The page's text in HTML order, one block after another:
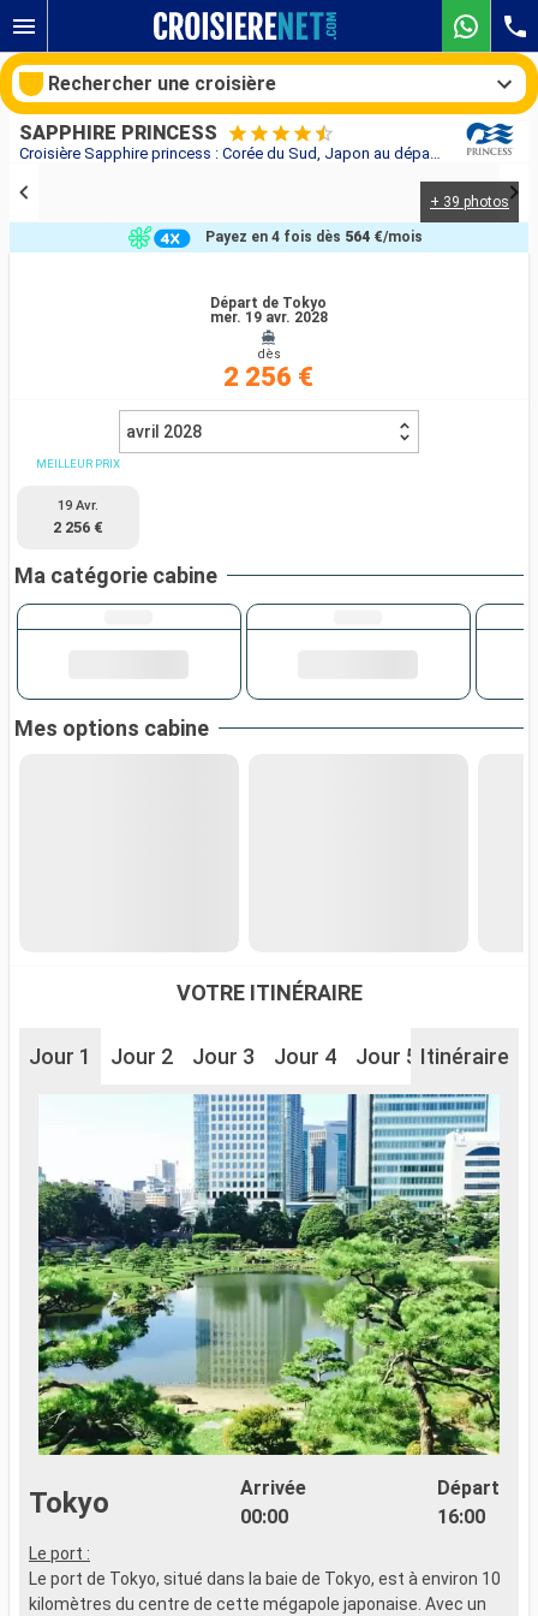
Croisière Sapphire princess : Corée du Sud, Japon au départ de Tokyo
SAPPHIRE PRINCESS
+ 39 photos
Départ de Tokyo
mer. 19 avr. 2028
dès
2 256 €
Payez en 4 fois dès 564 €/mois
avril 2028
MEILLEUR PRIX
19 Avr.
2 256 €
Ma catégorie cabine
Mes options cabine
VOTRE ITINÉRAIRE
Jour 1 Jour 2 Jour 3 Jour 4 Jour 5 Jour 6
Itinéraire
Tokyo
Arrivée
00:00
Départ
16:00
Le port :
Le port de Tokyo, situé dans la baie de Tokyo, est à environ 10
kilomètres du centre de cette mégapole japonaise. Avec un
Rechercher une croisière
Compagnies
Rechercher